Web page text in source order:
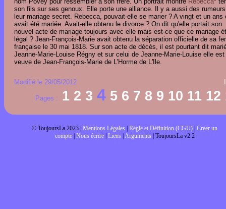
son fils sur ses genoux. Elle porte une alliance. Il y a aussi des
leur mariage secret. Rebecca, pouvait-elle se marier ? A vingt et un ans
avait été mariée. Avait-elle obtenu le divorce ? On dit qu'elle portait son
nouvel acte de mariage toujours avec elle mais est-ce que ce mariage
légal ? Jean-François-Marie avait obtenu la séparation officielle de sa
française le 30 mai 1818. Sur son acte de décès, il est pourtant dit
Jeanne-Marie-Louise Régny et sur celui de Jeanne-Marie-Louise elle
veuve de Jean-François-Marie de L'Horme de L'Ile.
Modifié le 29/05/2012
Pages : 1 2 3 4 5 6 7 8 9 10 11 12
© ToujoursLa 2023 | Mentions Légales Règle et Définition (CGU) Créer un
compte| Nous écrire| Liens| Arguments| ToujoursLa v2.2